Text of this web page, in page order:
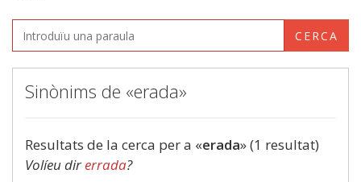
CERCA
Sinònims de «erada»
Resultats de la cerca per a «erada» (1 resultat)
Volíeu direrrada?